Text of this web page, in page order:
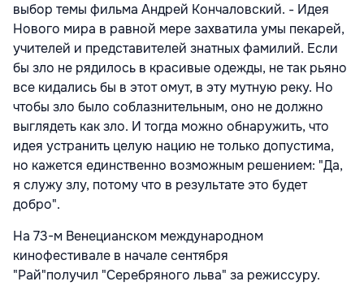
выбор темы фильма Андрей Кончаловский. - Идея
Нового мира в равной мере захватила умы пекарей,
учителей и представителей знатных фамилий. Если
бы зло не рядилось в красивые одежды, не так рьяно
все кидались бы в этот омут, в эту мутную реку. Но
чтобы зло было соблазнительным, оно не должно
выглядеть как зло. И тогда можно обнаружить, что
идея устранить целую нацию не только допустима,
но кажется единственно возможным решением: "Да,
я служу злу, потому что в результате это будет
добро".
На 73-м Венецианском международном
кинофестивале в начале сентября
"Рай"получил "Серебряного льва" за режиссуру.